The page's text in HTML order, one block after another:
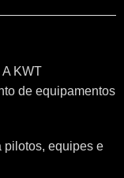
KWT
de equipamentos
pilotos, equipes e